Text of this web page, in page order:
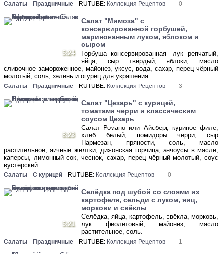
Салаты Праздничные RUTUBE: Коллекция Рецептов 0
5:24
Салат "Мимоза" с
консервированной горбушей,
маринованным луком, яблоком и
сыром
Горбуша консервированная, лук репчатый,
яйца, сыр твёрдый, яблоки, масло
сливочное замороженное, майонез, уксус, вода, сахар, перец чёрный
молотый, соль, зелень и огурец для украшения.
Салаты Праздничные RUTUBE: Коллекция Рецептов 3
8:23
Салат "Цезарь" с курицей,
томатами черри и классическим
соусом Цезарь
Салат Романо или Айсберг, куриное филе,
хлеб белый, помидоры черри, сыр
Пармезан, пряности, соль, масло
растительное, яичные желтки, дижонская горчица, анчоусы в масле,
каперсы, лимонный сок, чеснок, сахар, перец чёрный молотый, соус
вустерский.
Салаты С курицей RUTUBE: Коллекция Рецептов 0
5:21
Селёдка под шубой со слоями из
картофеля, сельди с луком, яиц,
моркови и свёклы
Селёдка, яйца, картофель, свёкла, морковь,
лук фиолетовый, майонез, масло
растительное, соль.
Салаты Праздничные RUTUBE: Коллекция Рецептов 1